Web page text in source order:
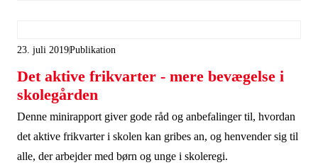
23. juli 2019Publikation
Det aktive frikvarter - mere bevægelse i
skolegården
Denne minirapport giver gode råd og anbefalinger til, hvordan
det aktive frikvarter i skolen kan gribes an, og henvender sig til
alle, der arbejder med børn og unge i skoleregi.